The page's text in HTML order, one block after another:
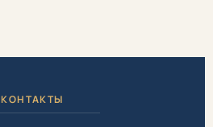
КОНТАКТЫ